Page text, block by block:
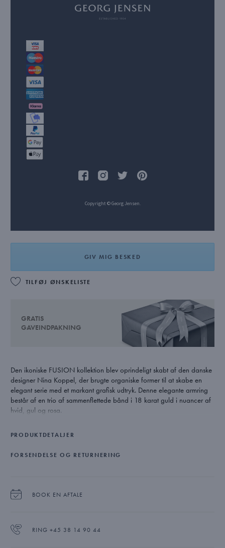
Copyright © Georg Jensen.
GIV MIG BESKED
TILFØJ ØNSKELISTE
GRATIS
GAVEINDPAKNING
Den ikoniske FUSION kollektion blev oprindeligt skabt af den danske
designer Nina Koppel, der brugte organiske former til at skabe en
elegant serie med et markant grafisk udtryk. Denne elegante armring
består af en trio af sammenflettede bånd i 18 karat guld i nuancer af
hvid, gul og rosa.
PRODUKTDETALJER
FORSENDELSE OG RETURNERING
BOOK EN AFTALE
RING +45 38 14 90 44